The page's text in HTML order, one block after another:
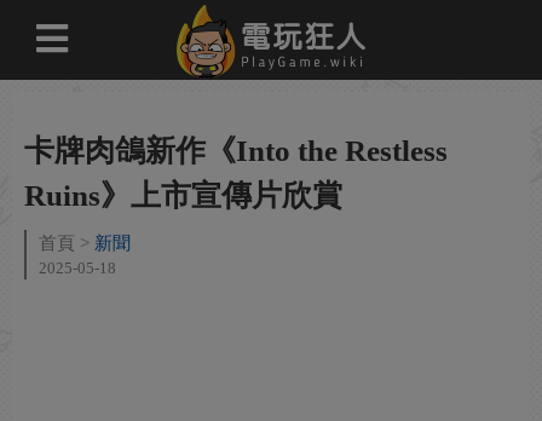
卡牌肉鴿新作《Into the Restless
Ruins》上市宣傳片欣賞
首頁 新聞
2025-05-18